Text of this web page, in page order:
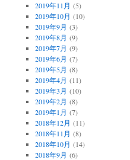
2019年11月 (5)
2019年10月 (10)
2019年9月 (3)
2019年8月 (9)
2019年7月 (9)
2019年6月 (7)
2019年5月 (8)
2019年4月 (11)
2019年3月 (10)
2019年2月 (8)
2019年1月 (7)
2018年12月 (11)
2018年11月 (8)
2018年10月 (14)
2018年9月 (6)